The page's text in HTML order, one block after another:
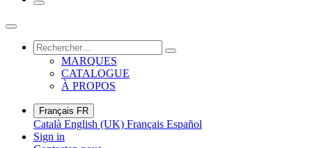
MARQUES
CATALOGUE
À PROPOS
Français FR
Català English (UK) Français Español
Sign in